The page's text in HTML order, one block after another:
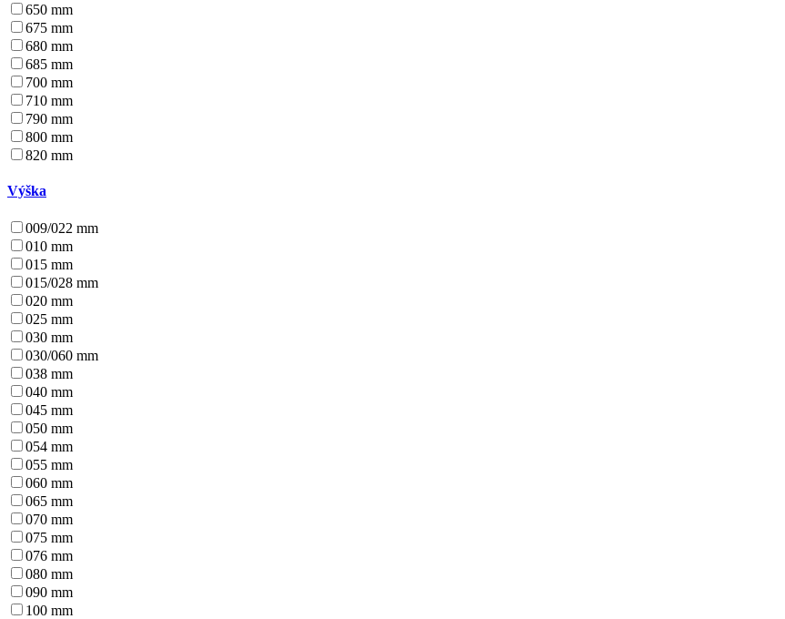
650 mm
675 mm
680 mm
685 mm
700 mm
710 mm
790 mm
800 mm
820 mm
Výška
009/022 mm
010 mm
015 mm
015/028 mm
020 mm
025 mm
030 mm
030/060 mm
038 mm
040 mm
045 mm
050 mm
054 mm
055 mm
060 mm
065 mm
070 mm
075 mm
076 mm
080 mm
090 mm
100 mm